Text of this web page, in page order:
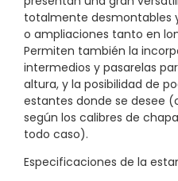
totalmente desmontables
o ampliaciones tanto en
Permiten también la
intermedios y pasarelas
altura, y la posibilidad de
estantes donde se desee
según los calibres de
todo caso).
Especificaciones de la